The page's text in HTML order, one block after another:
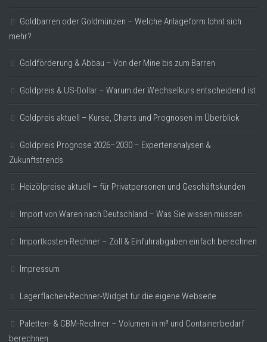
Goldbarren oder Goldmünzen – Welche Anlageform lohnt sich
mehr?
Goldförderung & Abbau – Von der Mine bis zum Barren
Goldpreis & US-Dollar – Warum der Wechselkurs entscheidend ist
Goldpreis aktuell – Kurse, Charts und Prognosen im Überblick
Goldpreis Prognose 2026–2030 – Expertenanalysen &
Zukunftstrends
Heizölpreise aktuell – für Privatpersonen und Geschäftskunden
Import von Waren nach Deutschland – Was Sie wissen müssen
Importkosten-Rechner – Zoll & Einfuhrabgaben einfach berechnen
Impressum
Lagerflächen-Rechner-Widget für die eigene Webseite
Paletten- & CBM-Rechner – Volumen in m³ und Containerbedarf
berechnen